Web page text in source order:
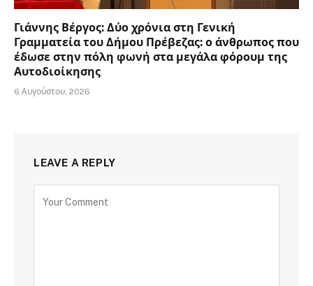
Γιάννης Βέργος: Δύο χρόνια στη Γενική
Γραμματεία του Δήμου Πρέβεζας: ο άνθρωπος που
έδωσε στην πόλη φωνή στα μεγάλα φόρουμ της
Αυτοδιοίκησης
6 Αυγούστου, 2026
LEAVE A REPLY